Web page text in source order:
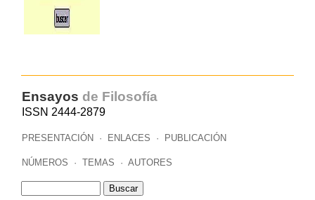
Ensayos de Filosofía
ISSN 2444-2879
PRESENTACIÓN · ENLACES · PUBLICACIÓN
NÚMEROS · TEMAS · AUTORES